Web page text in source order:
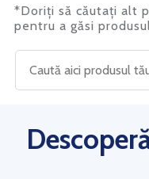
*Doriți să căutați alt
pentru a găsi